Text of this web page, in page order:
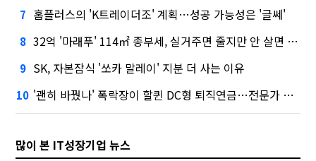
7 홈플러스의 'K트레이더조' 계획…성공 가능성은 '글쎄'
8 32억 '마래푸' 114㎡ 종부세, 실거주면 줄지만 안 살면 2.5배
9 SK, 자본잠식 '쏘카 말레이' 지분 더 사는 이유
10 '괜히 바꿨나' 폭락장이 할퀸 DC형 퇴직연금…전문가 조언은
많이 본 IT성장기업 뉴스